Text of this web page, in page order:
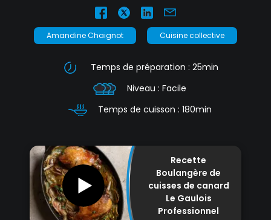
Amandine Chaignot Cuisine collective
Temps de préparation : 25min
Niveau : Facile
Temps de cuisson : 180min
Recette
Boulangère de
cuisses de canard
Le Gaulois
Professionnel